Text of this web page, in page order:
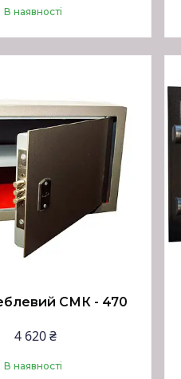
В наявності
СМК - 470
4 620 ₴
В наявності